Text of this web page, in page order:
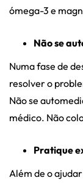
ómega-3 e
Não se
Numa fase de
resolver o
Não se
médico. Não
Pratique
Além de o